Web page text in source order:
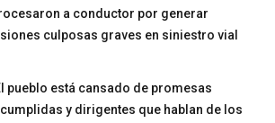
a conductor por generar
culposas graves en siniestro vial
pueblo está cansado de promesas
y dirigentes que hablan de los